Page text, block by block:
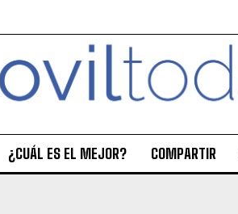
¿CUÁL ES EL MEJOR? COMPARTIR